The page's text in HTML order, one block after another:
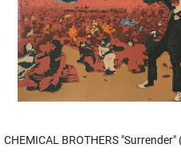
CHEMICAL BROTHERS "Surrender"